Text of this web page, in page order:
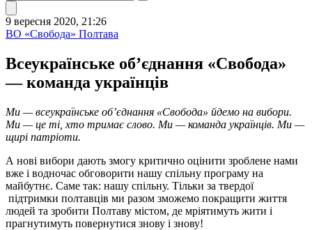
9 вересня 2020, 21:26
ВО «Свобода» Полтава
Всеукраїнське об’єднання «Свобода»
— команда українців
Ми — всеукраїнське об’єднання «Свобода» йдемо на вибори.
Ми — це ті, хто тримає слово. Ми — команда українців. Ми —
щирі патріоти.
А нові вибори дають змогу критично оцінити зроблене нами
вже і водночас обговорити нашу спільну програму на
майбутнє. Саме так: нашу спільну. Тільки за твердої
підтримки полтавців ми разом зможемо покращити життя
людей та зробити Полтаву містом, де мріятимуть жити і
прагнутимуть повернутися знову і знову!